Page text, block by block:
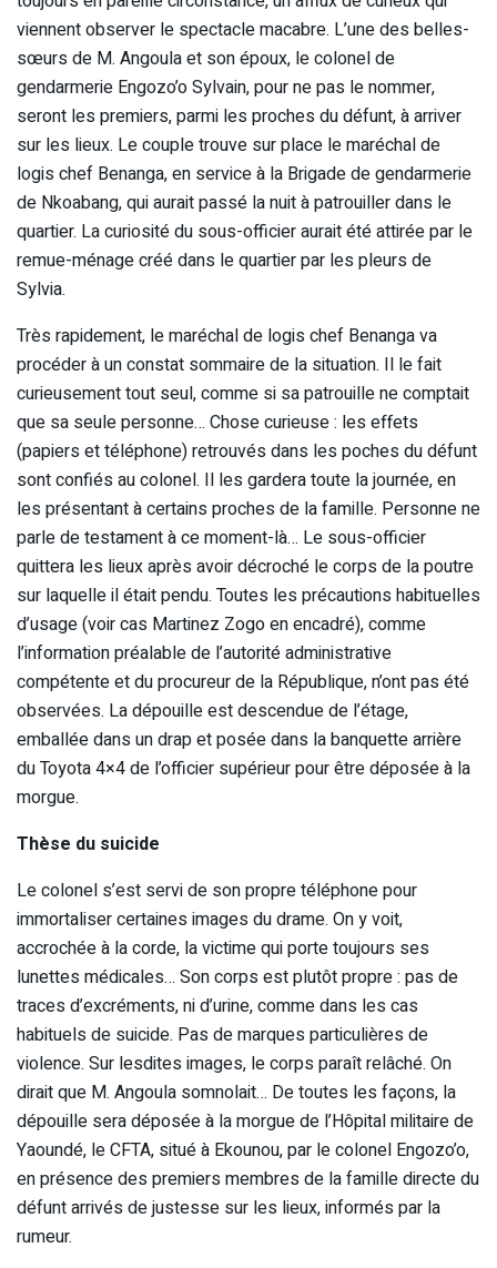
viennent observer le spectacle macabre. L’une des belles-
sœurs de M. Angoula et son époux, le colonel de
gendarmerie Engozo’o Sylvain, pour ne pas le nommer,
seront les premiers, parmi les proches du défunt, à arriver
sur les lieux. Le couple trouve sur place le maréchal de
logis chef Benanga, en service à la Brigade de gendarmerie
de Nkoabang, qui aurait passé la nuit à patrouiller dans le
quartier. La curiosité du sous-officier aurait été attirée par le
remue-ménage créé dans le quartier par les pleurs de
Sylvia.
Très rapidement, le maréchal de logis chef Benanga va
procéder à un constat sommaire de la situation. Il le fait
curieusement tout seul, comme si sa patrouille ne comptait
que sa seule personne… Chose curieuse : les effets
(papiers et téléphone) retrouvés dans les poches du défunt
sont confiés au colonel. Il les gardera toute la journée, en
les présentant à certains proches de la famille. Personne ne
parle de testament à ce moment-là… Le sous-officier
quittera les lieux après avoir décroché le corps de la poutre
sur laquelle il était pendu. Toutes les précautions habituelles
d’usage (voir cas Martinez Zogo en encadré), comme
l’information préalable de l’autorité administrative
compétente et du procureur de la République, n’ont pas été
observées. La dépouille est descendue de l’étage,
emballée dans un drap et posée dans la banquette arrière
du Toyota 4×4 de l’officier supérieur pour être déposée à la
morgue.
Thèse du suicide
Le colonel s’est servi de son propre téléphone pour
immortaliser certaines images du drame. On y voit,
accrochée à la corde, la victime qui porte toujours ses
lunettes médicales… Son corps est plutôt propre : pas de
traces d’excréments, ni d’urine, comme dans les cas
habituels de suicide. Pas de marques particulières de
violence. Sur lesdites images, le corps paraît relâché. On
dirait que M. Angoula somnolait… De toutes les façons, la
dépouille sera déposée à la morgue de l’Hôpital militaire de
Yaoundé, le CFTA, situé à Ekounou, par le colonel Engozo’o,
en présence des premiers membres de la famille directe du
défunt arrivés de justesse sur les lieux, informés par la
rumeur.